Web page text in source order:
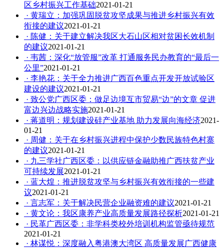
区乡村振兴工作基础2021-01-21
· 黄瑞立：加强巩固脱贫攻坚成果与推进乡村振兴有效
衔接的建议2021-01-21
· 陈健：关于建立解决我区大石山区相对贫困长效机制
的建议2021-01-21
· 韦茜：深化“放管服”改革 打通服务民办教育的“最后一
公里”2021-01-21
· 李艳花：关于全力推进广西百色重点开发开放试验区
建设的建议2021-01-21
· 致公党广西区委：做足边境互市贸易“边”的文章 促进
富边兴边战略实施2021-01-21
· 蒋道明：规划建设硅产业基地 助力发展向海经济2021-
01-21
· 周健：关于在乡村振兴进程中保护少数民族特色村寨
的建议2021-01-21
· 九三学社广西区委：以供应链金融助推广西扶贫产业
可持续发展2021-01-21
· 蓝大煌：推进脱贫攻坚与乡村振兴有效衔接的一些建
议2021-01-21
· 言志军：关于解决民营企业融资难的建议2021-01-21
· 黄文论：我区康养产业高质量发展路径探析2021-01-21
· 民革广西区委：非学科类校外培训机构监管亟待规范
2021-01-21
· 林谋悦：深度融入粤港澳大湾区 高质量发展广西健康